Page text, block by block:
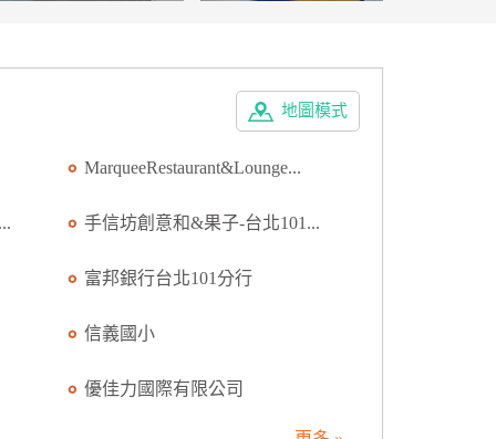
地圖模式
MarqueeRestaurant&Lounge...
手信坊創意和&果子-台北101...
富邦銀行台北101分行
信義國小
優佳力國際有限公司